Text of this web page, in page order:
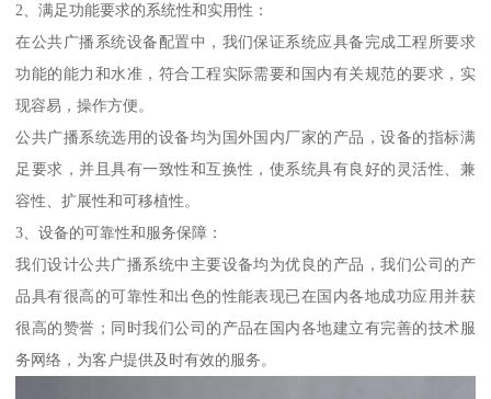
2、满足功能要求的系统性和实用性：
在公共广播系统设备配置中，我们保证系统应具备完成工程所要求
功能的能力和水准，符合工程实际需要和国内有关规范的要求，实
现容易，操作方便。
公共广播系统选用的设备均为国外国内厂家的产品，设备的指标满
足要求，并且具有一致性和互换性，使系统具有良好的灵活性、兼
容性、扩展性和可移植性。
3、设备的可靠性和服务保障：
我们设计公共广播系统中主要设备均为优良的产品，我们公司的产
品具有很高的可靠性和出色的性能表现已在国内各地成功应用并获
很高的赞誉；同时我们公司的产品在国内各地建立有完善的技术服
务网络，为客户提供及时有效的服务。